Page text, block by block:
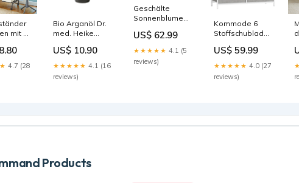
mit 2
4.7 (28
Bio Arganöl Dr.
med. Heike
US$ 10.90
★★★★★ 4.1 (16
reviews)
Geschälte
Sonnenblumenkerne
25 kg
Schädlingsbekämpfung
US$ 62.99
★★★★★ 4.1 (5
reviews)
Kommode 6
Stoffschubladen
Metallrahmen
Organizer
Farbe:Kamelgelb
+ Cremeweiß
US$ 59.99
★★★★★ 4.0 (27
reviews)
Products